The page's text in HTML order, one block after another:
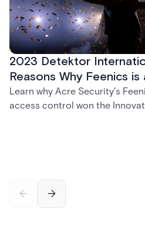
2023 Detektor
Reasons Why Feenics is
Learn why Acre Security's
access control won the